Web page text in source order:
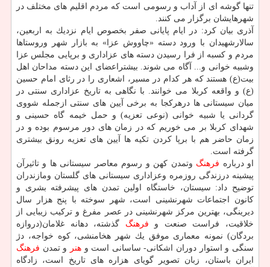
تنها گوشه ای از آداب و رسومی است كه مردم اقلیم های مختلف در
شهرهایشان برگزار می كنند.
آذری بیان كرد: در ایام پایانی صفر بخصوص ایام نزدیك به اربعین،
سالارشهیدان با ورود دسته «چاووش عزا» به بازار شهر وروستاها
مردم و كسبه از فرا رسیدن دسته های عزاداری و برپایی مجلس عزا
وشبیه خوانی و... آگاه می شوند. بیشتراعضای این دسته مداحان اهل
بیت(ع) هستند كه هر كدام در مسیر، اشعاری را در رثای امام حسین
(ع) و واقعه كربلا می خوانند. با نگاهی به تاریخ عزاداری سنتی در
میان سیستانی ها درهركجا به برخی آیین های سنتی ازجمله شووی
گردانی یا شبیه خوانی (نوعی تعزیه) و حمل خیمه گاه حسینی و
شهدای كربلا بر می خوریم كه در زمان های دور مرسوم بوده و در
زمان حاضر هم با برپا كردن تكیه ها آیین های تعزیه رونق بیشتری
گرفته است.
او درباره فرهنگ وتمدن كهن و رسوم معاصر سیستانی ها و تاثیرآن
پیشینه درزندگی روزمره وعزاداری سیستانی های گلستان ومازندران
توضیح داد: سیستان، خاستگاه اولین تمدن های پیشرفته بشری و
كانون اجتماعات شهرنشینی است، شهر سوخته با پنج هزار سال
دیرینگی، بهترین مركز شهرنشینی در عصر مفرغ و تركیب زیبایی از
خلاقیت، فراست صنعت و فرهنگ گذشته، دهانه غلامان(دروازه
بردگان) نمونه معماری موفق یك شهر هخامنشی، كوه خواجه، دژ
سنگی و استوار دوران اشكانی- ساسانی است وهنر و تمدن فرهنگ
ایران باستان، زبان تصویر گویای هزاره های تاریخ است، زادگاه